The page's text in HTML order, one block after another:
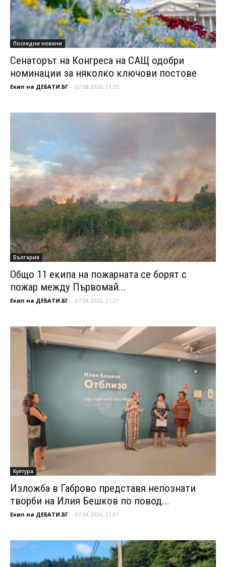
Последни новини
Сенаторът на Конгреса на САЩ одобри
номинации за няколко ключови постове
Екип на ДЕБАТИ.БГ - 07.08.2026, 21:35
България
Общо 11 екипа на пожарната се борят с
пожар между Първомай...
Екип на ДЕБАТИ.БГ - 07.08.2026, 21:21
Култура
Изложба в Габрово представя непознати
творби на Илия Бешков по повод...
Екип на ДЕБАТИ.БГ - 07.08.2026, 21:01